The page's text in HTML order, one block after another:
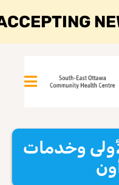
وخدمات